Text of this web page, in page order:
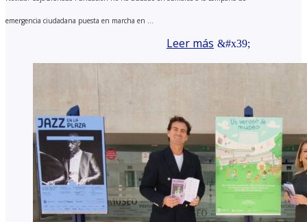
emergencia ciudadana puesta en marcha en ...
Leer más